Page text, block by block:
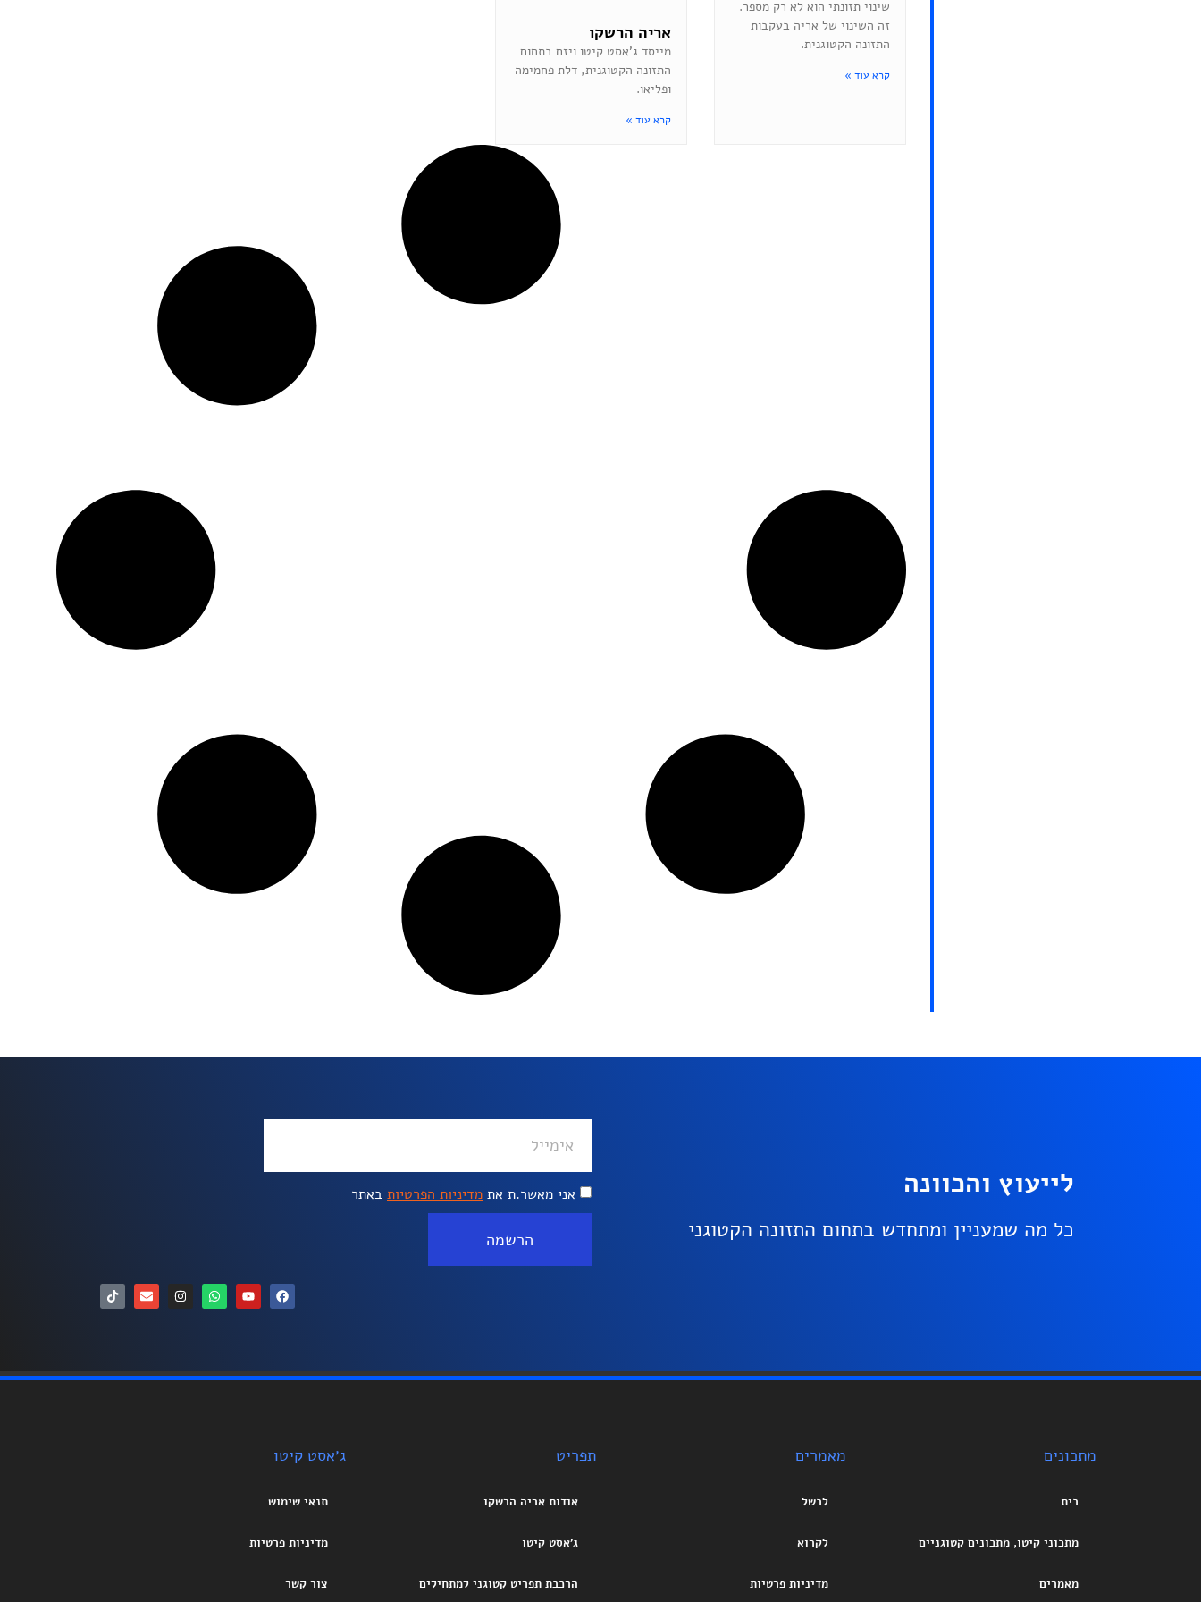
שינוי תזונתי הוא לא רק מספר.
זה השינוי של אריה בעקבות
התזונה הקטוגנית.
קרא עוד »
אריה הרשקו
מייסד ג’אסט קיטו ויזם בתחום
התזונה הקטוגנית, דלת פחמימה
ופליאו.
קרא עוד »
לייעוץ והכוונה
כל מה שמעניין ומתחדש בתחום התזונה הקטוגני
אני מאשר.ת את מדיניות הפרטיות באתר
הרשמה
מתכונים
בית
מתכוני קיטו, מתכונים קטוגניים
מאמרים
מאמרים
לבשל
לקרוא
מדיניות פרטיות
תפריט
אודות אריה הרשקו
ג’אסט קיטו
הרכבת תפריט קטוגני למתחילים
ג׳אסט קיטו
תנאי שימוש
מדיניות פרטיות
צור קשר